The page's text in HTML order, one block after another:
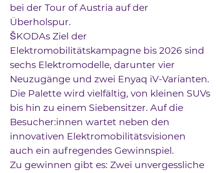
bei der Tour of Austria auf der
Überholspur.
ŠKODAs Ziel der
Elektromobilitätskampagne bis 2026 sind
sechs Elektromodelle, darunter vier
Neuzugänge und zwei Enyaq iV-Varianten.
Die Palette wird vielfältig, von kleinen SUVs
bis hin zu einem Siebensitzer. Auf die
Besucher:innen wartet neben den
innovativen Elektromobilitätsvisionen
auch ein aufregendes Gewinnspiel.
Zu gewinnen gibt es: Zwei unvergessliche